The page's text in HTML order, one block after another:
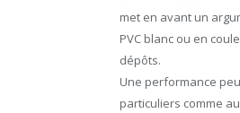
met en avant un
PVC blanc ou en
dépôts.
Une performance
particuliers comme